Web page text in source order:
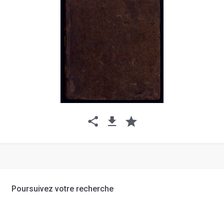
Poursuivez votre recherche